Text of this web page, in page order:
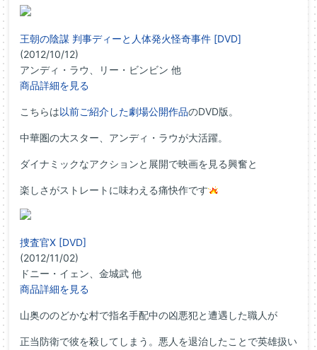
王朝の陰謀 判事ディーと人体発火怪奇事件 [DVD]
(2012/10/12)
アンディ・ラウ、リー・ビンビン 他
商品詳細を見る
こちらは以前ご紹介した劇場公開作品のDVD版。
中華圏の大スター、アンディ・ラウが大活躍。
ダイナミックなアクションと展開で映画を見る興奮と
楽しさがストレートに味わえる痛快作です
捜査官X [DVD]
(2012/11/02)
ドニー・イェン、金城武 他
商品詳細を見る
山奥ののどかな村で指名手配中の凶悪犯と遭遇した職人が
正当防衛で彼を殺してしまう。悪人を退治したことで英雄扱い